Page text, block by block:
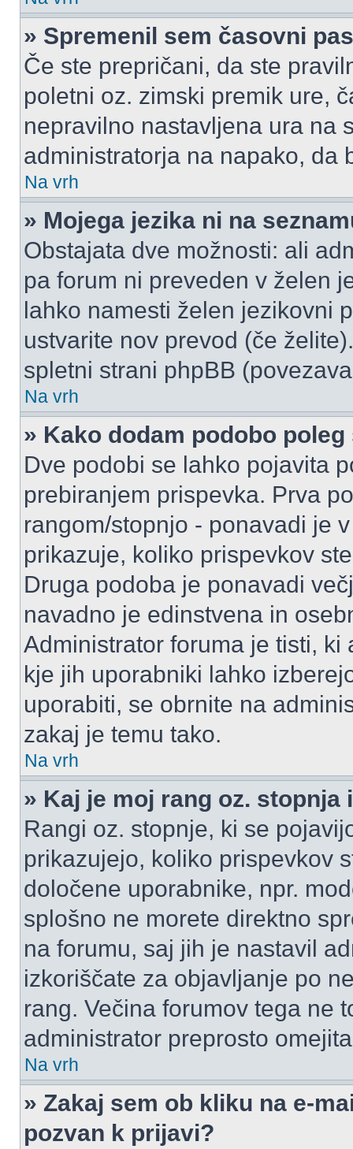
» Spremenil sem časovni
Če ste prepričani, da ste
poletni oz. zimski premik ure,
nepravilno nastavljena ura na
administratorja na napako, da
Na vrh
» Mojega jezika ni na
Obstajata dve možnosti: ali
pa forum ni preveden v želen
lahko namesti želen jezikovni
ustvarite nov prevod (če
spletni strani phpBB
Na vrh
» Kako dodam podobo
Dve podobi se lahko pojavita
prebiranjem prispevka. Prva
rangom/stopnjo - ponavadi je
prikazuje, koliko prispevkov
Druga podoba je ponavadi
navadno je edinstvena in
Administrator foruma je tisti,
kje jih uporabniki lahko
uporabiti, se obrnite na
zakaj je temu tako.
Na vrh
» Kaj je moj rang oz.
Rangi oz. stopnje, ki se
prikazujejo, koliko prispevkov
določene uporabnike, npr.
splošno ne morete direktno
na forumu, saj jih je nastavil
izkoriščate za objavljanje po
rang. Večina forumov tega ne
administrator preprosto
Na vrh
» Zakaj sem ob kliku na e-
pozvan k prijavi?